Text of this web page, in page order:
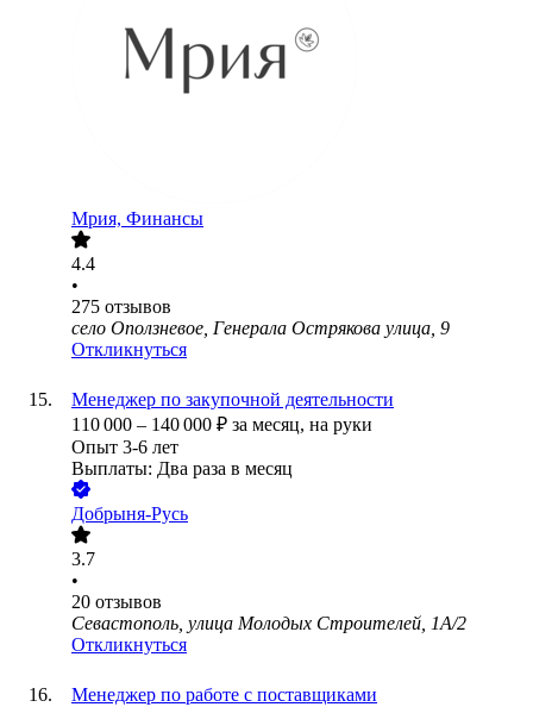
Мрия, Финансы
4.4
•
275 отзывов
село Оползневое, Генерала Острякова улица, 9
Откликнуться
Менеджер по закупочной деятельности
110 000 – 140 000 ₽ за месяц, на руки
Опыт 3-6 лет
Выплаты: Два раза в месяц
Добрыня-Русь
3.7
•
20 отзывов
Севастополь, улица Молодых Строителей, 1А/2
Откликнуться
Менеджер по работе с поставщиками